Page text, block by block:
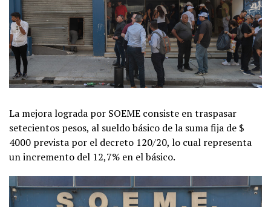
La mejora lograda por SOEME consiste en traspasar
setecientos pesos, al sueldo básico de la suma fija de $
4000 prevista por el decreto 120/20, lo cual representa
un incremento del 12,7% en el básico.